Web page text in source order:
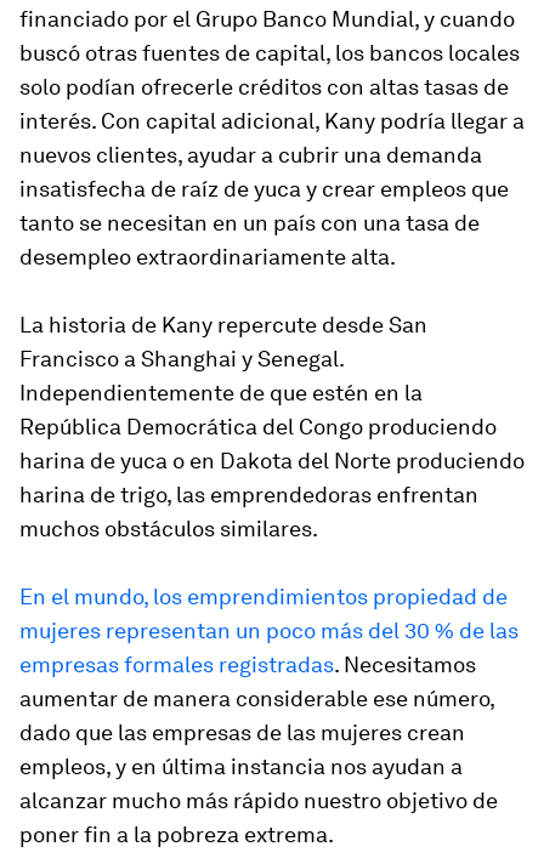
financiado por el Grupo Banco Mundial, y cuando
buscó otras fuentes de capital, los bancos locales
solo podían ofrecerle créditos con altas tasas de
interés. Con capital adicional, Kany podría llegar a
nuevos clientes, ayudar a cubrir una demanda
insatisfecha de raíz de yuca y crear empleos que
tanto se necesitan en un país con una tasa de
desempleo extraordinariamente alta.
La historia de Kany repercute desde San
Francisco a Shanghai y Senegal.
Independientemente de que estén en la
República Democrática del Congo produciendo
harina de yuca o en Dakota del Norte produciendo
harina de trigo, las emprendedoras enfrentan
muchos obstáculos similares.
En el mundo, los emprendimientos propiedad de
mujeres representan un poco más del 30 % de las
empresas formales registradas. Necesitamos
aumentar de manera considerable ese número,
dado que las empresas de las mujeres crean
empleos, y en última instancia nos ayudan a
alcanzar mucho más rápido nuestro objetivo de
poner fin a la pobreza extrema.